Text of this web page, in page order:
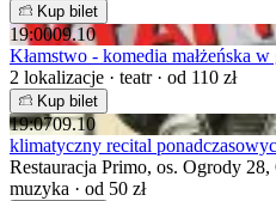
Kup bilet
19:0009.10
Kłamstwo - komedia małżeńska
2 lokalizacje · teatr · od 110 zł
Kup bilet
19:0709.10
klimatyczny recital
Restauracja Primo, os. Ogrody
muzyka · od 50 zł